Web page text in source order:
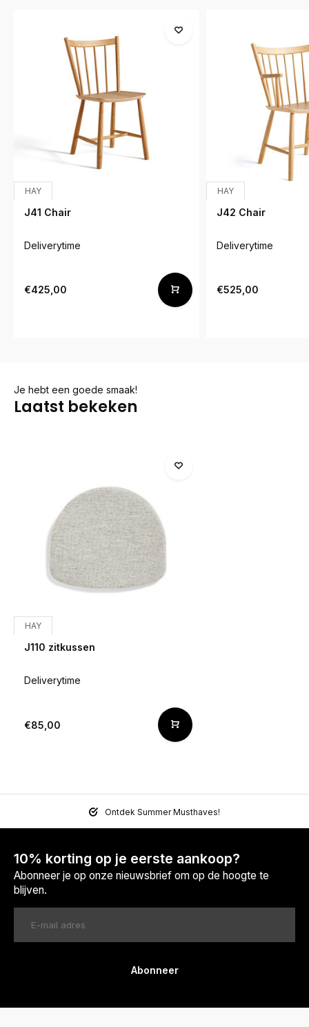
HAY
J41 Chair
Deliverytime
€425,00
HAY
J42 Chair
Deliverytime
€525,00
Je hebt een goede smaak!
Laatst bekeken
HAY
J110 zitkussen
Deliverytime
€85,00
Ontdek Summer Musthaves!
10% korting op je eerste aankoop?
Abonneer je op onze nieuwsbrief om op de hoogte te
blijven.
Abonneer